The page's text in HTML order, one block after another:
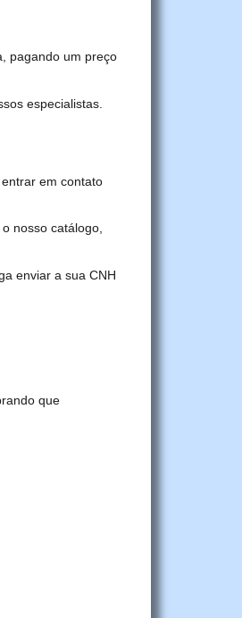
pagando um preço
especialistas.
entrar em contato
nosso catálogo,
enviar a sua CNH
que